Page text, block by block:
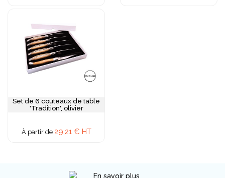
Set de 6 couteaux de table
'Tradition', olivier
À partir de 29,21 € HT